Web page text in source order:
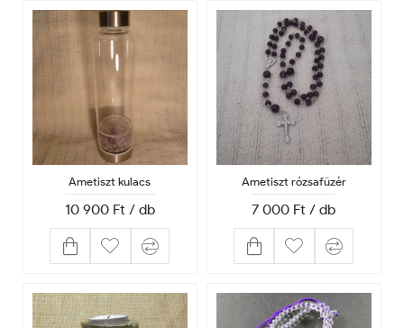
Ametiszt kulacs
10 900 Ft / db
Ametiszt rózsafüzér
7 000 Ft / db